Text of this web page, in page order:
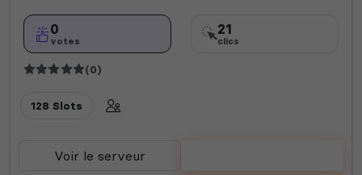
0
votes
21
clics
(0)
128 Slots
Voir le serveur